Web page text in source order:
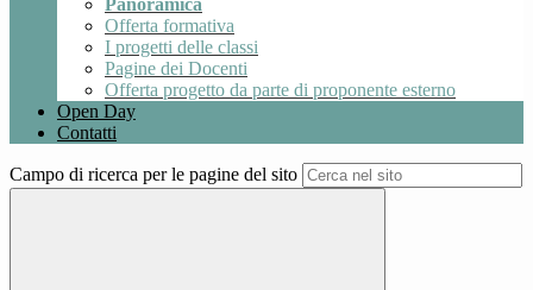
Panoramica
Offerta formativa
I progetti delle classi
Pagine dei Docenti
Offerta progetto da parte di proponente esterno
Open Day
Contatti
Campo di ricerca per le pagine del sito